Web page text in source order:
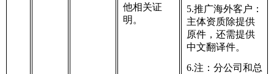
他相关证
明。
5.推广海外客户：
主体资质除提供
原件，还需提供
中文翻译件。
6.注：分公司和总